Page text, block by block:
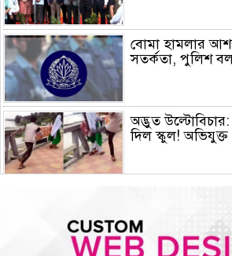
বোমা হামলার
সতর্কতা, পুলিশ
অদ্ভুত
দিল স্কুল!
জুলাই স্মৃতি